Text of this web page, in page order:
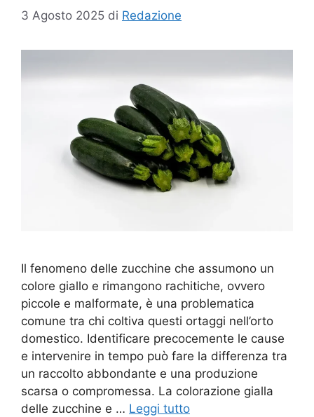
3 Agosto 2025 di Redazione
Il fenomeno delle zucchine che assumono un
colore giallo e rimangono rachitiche, ovvero
piccole e malformate, è una problematica
comune tra chi coltiva questi ortaggi nell’orto
domestico. Identificare precocemente le cause
e intervenire in tempo può fare la differenza tra
un raccolto abbondante e una produzione
scarsa o compromessa. La colorazione gialla
delle zucchine e … Leggi tutto